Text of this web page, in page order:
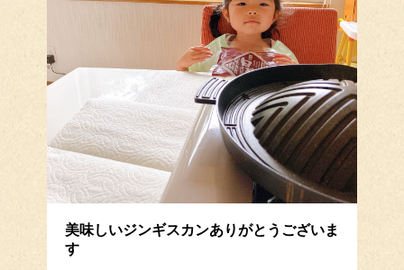
美味しいジンギスカンありがとうございま
す